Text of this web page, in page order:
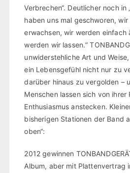
Verbrechen“. Deutlicher noch in
haben uns mal geschworen,
erwachsen, wir werden einfach
werden wir lassen.“
unwiderstehliche Art und
ein Lebensgefühl nicht nur zu
darüber hinaus zu vergolden –
Menschen lassen sich von ihrer
Enthusiasmus anstecken.
bisherigen Stationen der Band
oben“:
2012 gewinnen
Album, aber mit Plattenvertrag